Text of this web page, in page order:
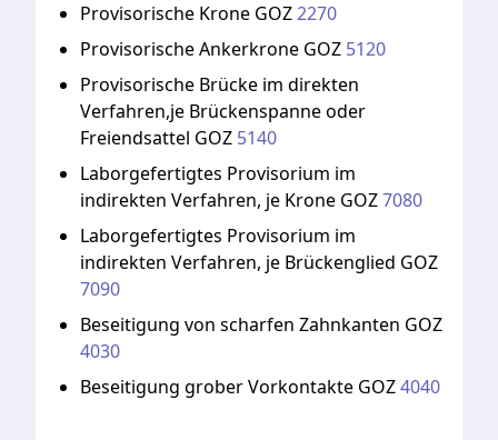
Provisorische Krone GOZ2270
ProvisorischeAnkerkrone GOZ 5120
Provisorische Brücke im direkten
Verfahren,je Brückenspanneoder
Freiendsattel GOZ 5140
Laborgefertigtes Provisorium im
indirekten Verfahren, je Krone GOZ7080
Laborgefertigtes Provisorium im
indirekten Verfahren, je Brückenglied GOZ
7090
Beseitigung von scharfen Zahnkanten GOZ
4030
Beseitigung groberVorkontakte GOZ4040